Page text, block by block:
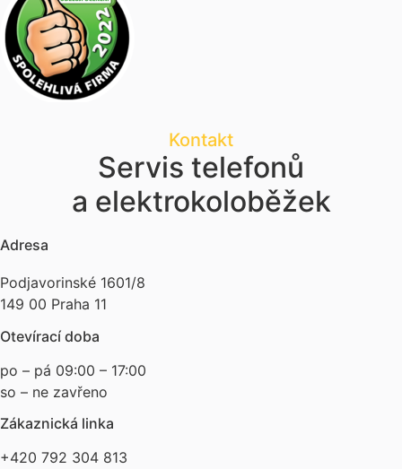
Kontakt
Servis telefonů
a elektrokoloběžek
Adresa
Podjavorinské 1601/8
149 00 Praha 11
Otevírací doba
po – pá 09:00 – 17:00
so – ne zavřeno
Zákaznická linka
+420 792 304 813